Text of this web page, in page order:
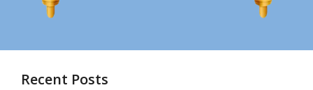
Recent Posts